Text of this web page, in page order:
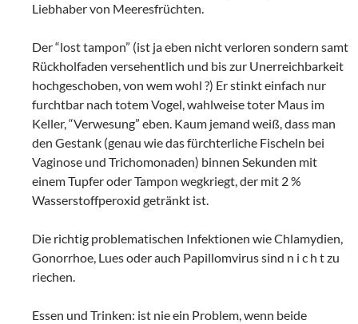
Liebhaber von Meeresfrüchten.
Der “lost tampon” (ist ja eben nicht verloren sondern samt
Rückholfaden versehentlich und bis zur Unerreichbarkeit
hochgeschoben, von wem wohl ?) Er stinkt einfach nur
furchtbar nach totem Vogel, wahlweise toter Maus im
Keller, “Verwesung” eben. Kaum jemand weiß, dass man
den Gestank (genau wie das fürchterliche Fischeln bei
Vaginose und Trichomonaden) binnen Sekunden mit
einem Tupfer oder Tampon wegkriegt, der mit 2 %
Wasserstoffperoxid getränkt ist.
Die richtig problematischen Infektionen wie Chlamydien,
Gonorrhoe, Lues oder auch Papillomvirus sind n i c h t zu
riechen.
Essen und Trinken: ist nie ein Problem, wenn beide